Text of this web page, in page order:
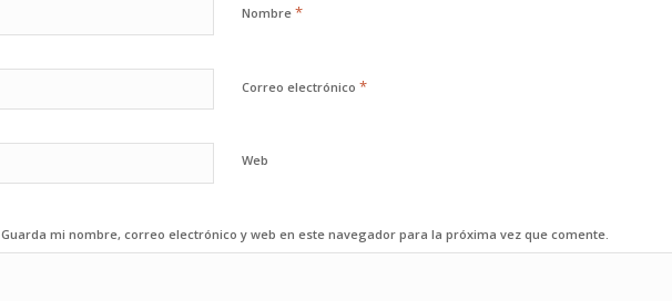
Nombre *
Correo electrónico *
Web
Guarda mi nombre, correo electrónico y web en este navegador para la próxima vez que comente.